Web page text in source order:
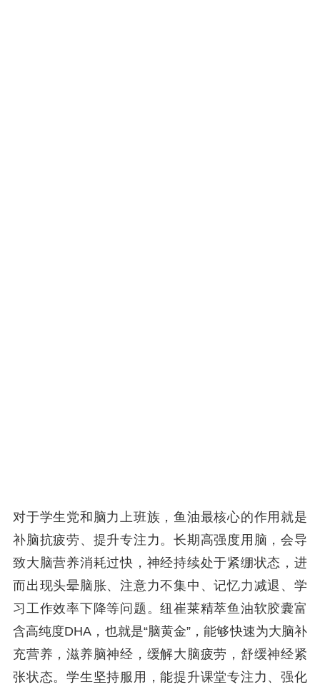
对于学生党和脑力上班族，鱼油最核心的作用就是
补脑抗疲劳、提升专注力。长期高强度用脑，会导
致大脑营养消耗过快，神经持续处于紧绷状态，进
而出现头晕脑胀、注意力不集中、记忆力减退、学
习工作效率下降等问题。纽崔莱精萃鱼油软胶囊富
含高纯度DHA，也就是“脑黄金”，能够快速为大脑补
充营养，滋养脑神经，缓解大脑疲劳，舒缓神经紧
张状态。学生坚持服用，能提升课堂专注力、强化